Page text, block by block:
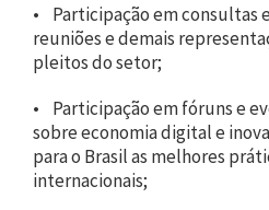
• Participação em consultas
reuniões e demais
pleitos do setor;
• Participação em fóruns e
sobre economia digital e
para o Brasil as melhores
internacionais;